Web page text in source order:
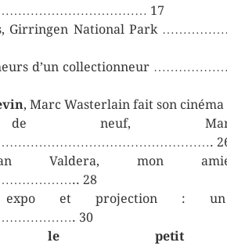
17
Girringen National Park
d’un collectionneur
, Marc Wasterlain fait son
de neuf,
Valdera, mon
28
expo et projection :
30
le petit